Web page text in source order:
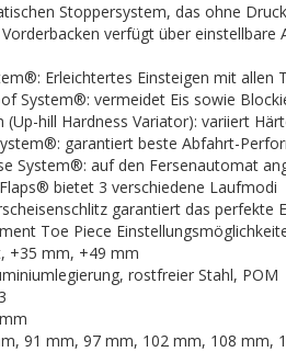
Stoppersystem, das ohne
verfügt über
Erleichtertes Einsteigen mit allen
System®: vermeidet Eis sowie
(Up-hill Hardness Variator): variiert
garantiert beste Abfahrt-
System®: auf den Fersenautomat
bietet 3 verschiedene Laufmodi
garantiert das perfekte
Toe Piece
+35 mm, +49 mm
rostfreier Stahl, POM
91 mm, 97 mm, 102 mm, 108 mm,